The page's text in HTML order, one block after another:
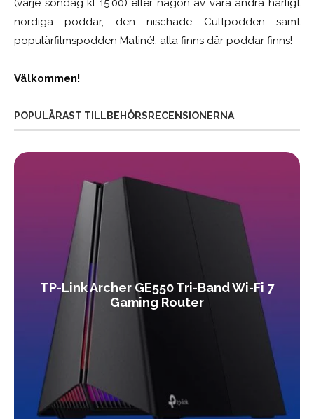
(varje söndag kl 15.00) eller någon av våra andra härligt
nördiga poddar, den nischade Cultpodden samt
populärfilmspodden Matiné!; alla finns där poddar finns!
Välkommen!
POPULÄRAST TILLBEHÖRSRECENSIONERNA
TP-Link Archer GE550 Tri-Band Wi-Fi 7
Gaming Router